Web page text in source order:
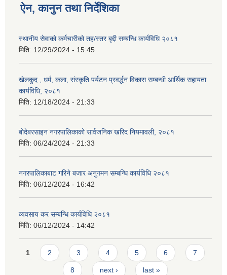
ऐन, कानुन तथा निर्देशिका
स्थानीय सेवाको कर्मचारीको तह/स्तर बृद्दी सम्बन्धि कार्यविधि २०८१
मिति: 12/29/2024 - 15:45
खेलकुद , धर्म, कला, संस्कृति पर्यटन प्रवर्द्धन विकास सम्बन्धी आर्थिक सहायता
कार्यविधि, २०८१
मिति: 12/18/2024 - 21:33
बोदेबरसाइन नगरपालिकाको सार्वजनिक खरिद नियमावली, २०८१
मिति: 06/24/2024 - 21:33
नगरपालिकाबाट गरिने बजार अनुगमन सम्बन्धि कार्यविधि २०८१
मिति: 06/12/2024 - 16:42
व्यवसाय कर सम्बन्धि कार्यविधि २०८१
मिति: 06/12/2024 - 14:42
Pages
1 2 3 4 5 6 7
8 next › last »